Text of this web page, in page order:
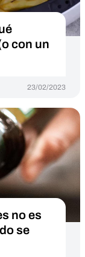
con un
23/02/2023
no es
se